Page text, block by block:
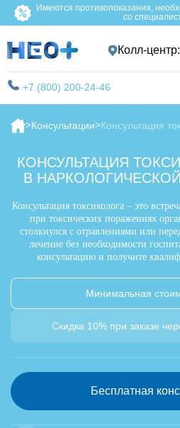
Имеются противопоказания,
со
Колл-
+7 (800) 200-24-46
Консультации Консультация
КОНСУЛЬТАЦИЯ
В
Консультация токсиколога – это
при токсических поражениях
столкнулся с отравлениями или
лечение без необходимости
консультацию и получите
Минимальная
Скидка 10% при заказе
Бесплатная